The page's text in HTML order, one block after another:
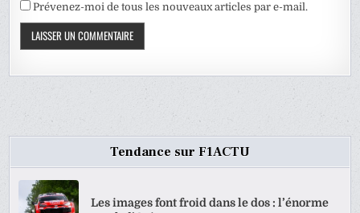
Prévenez-moi de tous les nouveaux articles par e-mail.
Tendance sur F1ACTU
Les images font froid dans le dos : l’énorme